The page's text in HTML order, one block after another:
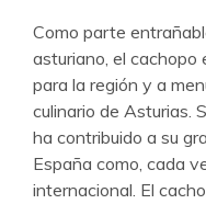
Como parte
asturiano, el cachopo
para la región y a
culinario de Asturias.
ha contribuido a su
España como, cada
internacional. El